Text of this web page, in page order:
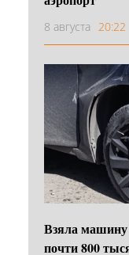
8 августа 20:22
Взяла машину
почти 800